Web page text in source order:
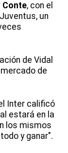
Conte, con el
un
de Vidal
de
Inter calificó
estará en la
los mismos
y ganar".